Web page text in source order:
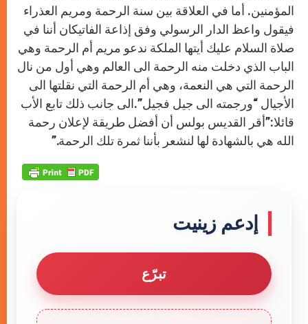
المؤمنين. أما في العلاقة بين سنة الرحمة ومريم العذراء
فيقول واعظ الدار الرسولي وفق إذاعة الفاتيكان أننا في
صلاة السلام عليك أيتها الملكة ندعو مريم أم الرحمة وهي
الباب الذي دخلت منه الرحمة الى العالم وهي أول من نال
الرحمة التي هي النعمة، وهي أم الرحمة التي نقلتها الى
الأجيال “ورجمته الى جيل فجيل”.الى جانب ذلك تابع الأب
قائلا:”أقر القديس بولس أن أفضل طريقة لإعلان رحمة
الله هي بالشهادة لها لنشعر بأننا ثمرة تلك الرحمة.”
إدعم زينيت
تبرّع